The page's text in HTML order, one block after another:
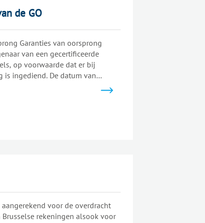
de GO
Garanties van oorsprong
van een gecertificeerde
op voorwaarde dat er bij
is ingediend. De datum van
garanties van oorsprong is de
voor de overdracht
rekeningen alsook voor